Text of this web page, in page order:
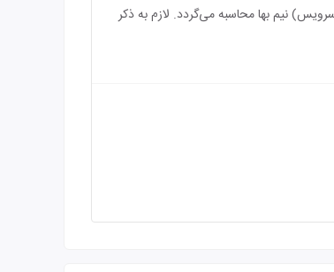
برای اقامت کودک بین 3 الی 5 سال (درصورت عدم استفاده از سرویس) نیم بها محاسبه می‌گردد. لازم به ذکر